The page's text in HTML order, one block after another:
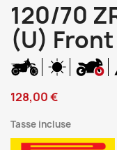
120/70
(U) Front
128,00 €
Tasse incluse